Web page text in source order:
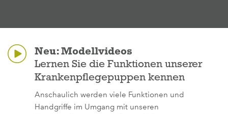
Neu: Modellvideos
Lernen Sie die Funktionen unserer
Krankenpflegepuppen kennen
Anschaulich werden viele Funktionen und
Handgriffe im Umgang mit unseren